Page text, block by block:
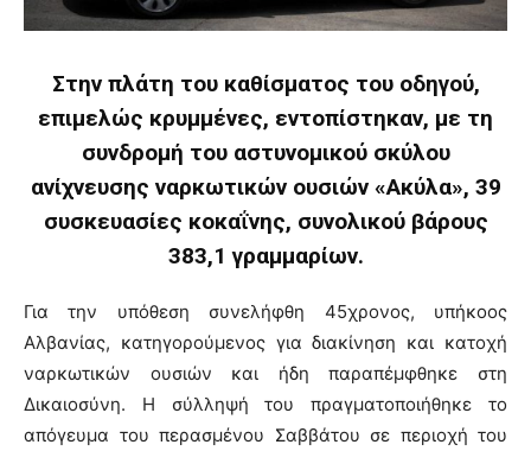
Στην πλάτη του καθίσματος του οδηγού,
επιμελώς κρυμμένες, εντοπίστηκαν, με τη
συνδρομή του αστυνομικού σκύλου
ανίχνευσης ναρκωτικών ουσιών «Ακύλα», 39
συσκευασίες κοκαΐνης, συνολικού βάρους
383,1 γραμμαρίων.
Για την υπόθεση συνελήφθη 45χρονος, υπήκοος
Αλβανίας, κατηγορούμενος για διακίνηση και κατοχή
ναρκωτικών ουσιών και ήδη παραπέμφθηκε στη
Δικαιοσύνη. Η σύλληψή του πραγματοποιήθηκε το
απόγευμα του περασμένου Σαββάτου σε περιοχή του